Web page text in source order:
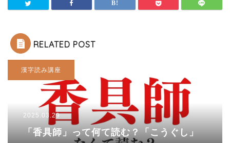
RELATED POST
漢字読み講座
2025.03.29
「香具師」って何て読む？「こうぐし」